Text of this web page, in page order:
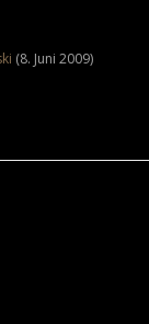
(8. Juni 2009)